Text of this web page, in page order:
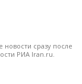
сразу после
РИА Iran.ru.